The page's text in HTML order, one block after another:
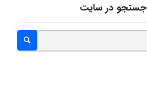
Jafar Tym
جستجو در سایت